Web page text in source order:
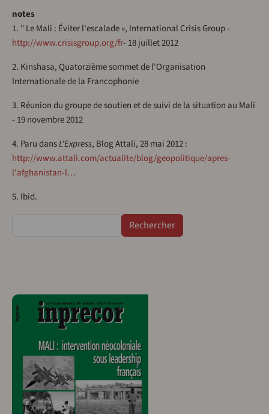
notes
1. " Le Mali : Éviter l'escalade », International Crisis Group -
http://www.crisisgroup.org/fr- 18 juillet 2012
2. Kinshasa, Quatorzième sommet de l'Organisation
Internationale de la Francophonie
3. Réunion du groupe de soutien et de suivi de la situation au Mali
- 19 novembre 2012
4. Paru dansL'Express, Blog Attali, 28 mai 2012 :
http://www.attali.com/actualite/blog/geopolitique/apres-
l'afghanistan-l…
5. Ibid.